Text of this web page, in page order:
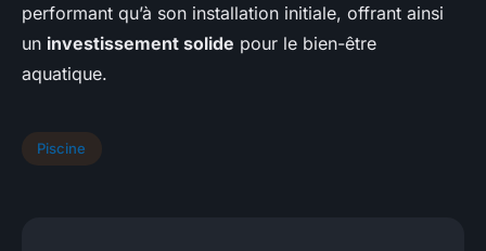
performant qu’à son installation initiale, offrant ainsi
un investissement solide pour le bien-être
aquatique.
Piscine